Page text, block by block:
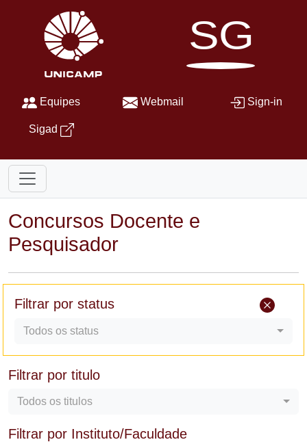
SG
Equipes Webmail Sign-in
Sigad
Concursos Docente e
Pesquisador
Filtrar por status
Todos os status
Filtrar por titulo
Todos os titulos
Filtrar por Instituto/Faculdade